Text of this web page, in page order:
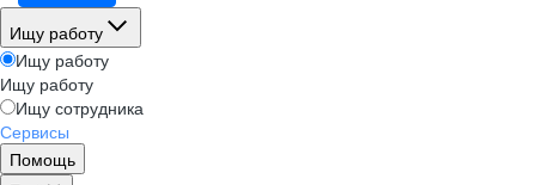
Ищу работу
Ищу работу
Ищу работу
Ищу сотрудника
Сервисы
Помощь